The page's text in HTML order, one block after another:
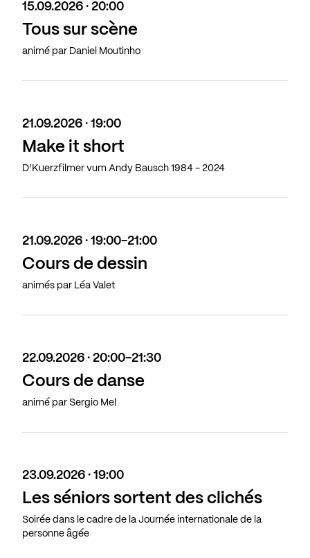
15.09.2026 · 20:00
Tous sur scène
animé par Daniel Moutinho
21.09.2026 · 19:00
Make it short
D’Kuerzfilmer vum Andy Bausch 1984 - 2024
21.09.2026 · 19:00-21:00
Cours de dessin
animés par Léa Valet
22.09.2026 · 20:00-21:30
Cours de danse
animé par Sergio Mel
23.09.2026 · 19:00
Les séniors sortent des clichés
Soirée dans le cadre de la Journée internationale de la
personne âgée